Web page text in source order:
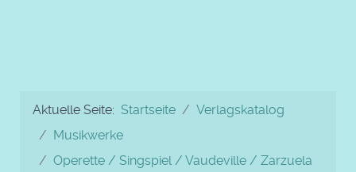
Aktuelle Seite: Startseite
Verlagskatalog
Musikwerke
Operette / Singspiel / Vaudeville / Zarzuela